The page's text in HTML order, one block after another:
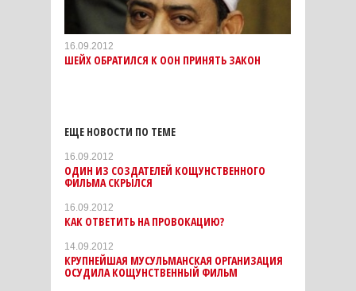
16.09.2012
ШЕЙХ ОБРАТИЛСЯ К ООН ПРИНЯТЬ ЗАКОН
ЕЩЕ НОВОСТИ ПО ТЕМЕ
16.09.2012
ОДИН ИЗ СОЗДАТЕЛЕЙ КОЩУНСТВЕННОГО
ФИЛЬМА СКРЫЛСЯ
16.09.2012
КАК ОТВЕТИТЬ НА ПРОВОКАЦИЮ?
14.09.2012
КРУПНЕЙШАЯ МУСУЛЬМАНСКАЯ ОРГАНИЗАЦИЯ
ОСУДИЛА КОЩУНСТВЕННЫЙ ФИЛЬМ